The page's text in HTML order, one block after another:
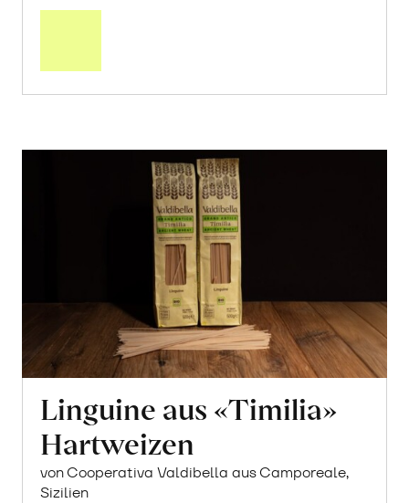
Linguine aus «Timilia»
Hartweizen
von Cooperativa Valdibella aus Camporeale,
Sizilien